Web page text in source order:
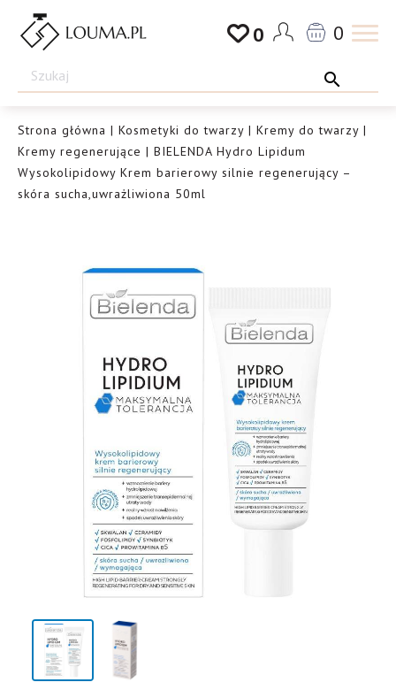
Przejdź
Drogeria
Louma.pl
0 0
Strona główna | Kosmetyki do twarzy | Kremy do twarzy |
Kremy regenerujące | BIELENDA Hydro Lipidum
Wysokolipidowy Krem barierowy silnie regenerujący –
skóra sucha,uwrażliwiona 50ml